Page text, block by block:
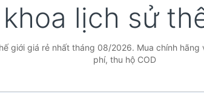
lịch sử
giới giá rẻ nhất tháng 08/2026. Mua chính
phí, thu hộ COD